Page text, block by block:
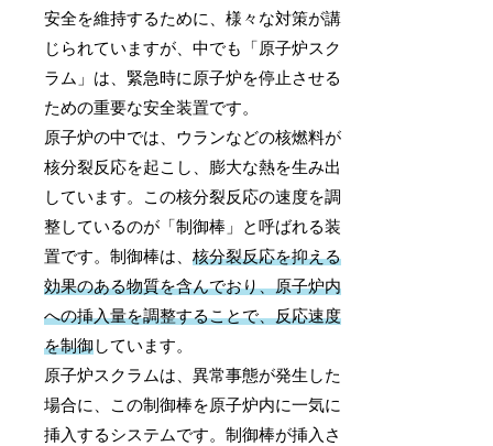
安全を維持するために、様々な対策が講
じられていますが、中でも「原子炉スク
ラム」は、緊急時に原子炉を停止させる
ための重要な安全装置です。
原子炉の中では、ウランなどの核燃料が
核分裂反応を起こし、膨大な熱を生み出
しています。この核分裂反応の速度を調
整しているのが「制御棒」と呼ばれる装
置です。制御棒は、核分裂反応を抑える
効果のある物質を含んでおり、原子炉内
への挿入量を調整することで、反応速度
を制御しています。
原子炉スクラムは、異常事態が発生した
場合に、この制御棒を原子炉内に一気に
挿入するシステムです。制御棒が挿入さ